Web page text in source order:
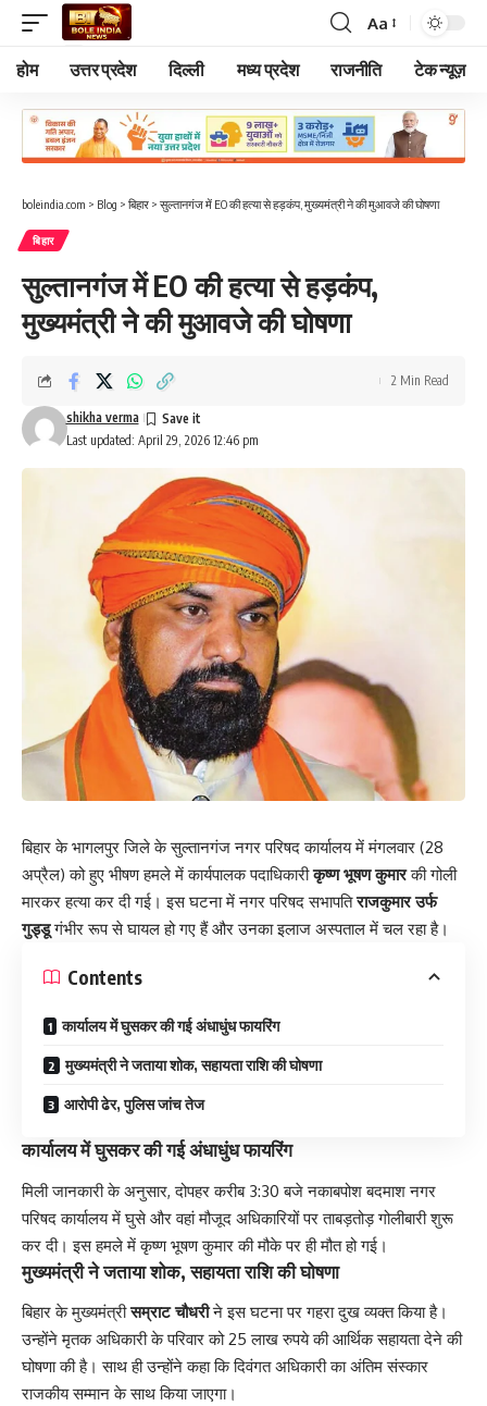
Font
Resizer
Aa
होम उत्तर प्रदेश दिल्ली मध्य प्रदेश राजनीति टेक न्यूज़
boleindia.com > Blog > बिहार > सुल्तानगंज में EO की हत्या से हड़कंप, मुख्यमंत्री ने की मुआवजे की घोषणा
बिहार
सुल्तानगंज में EO की हत्या से हड़कंप,
मुख्यमंत्री ने की मुआवजे की घोषणा
Last updated: April 29, 2026 12:46 pm
shikha verma
2 Min Read
बिहार के भागलपुर जिले के सुल्तानगंज नगर परिषद कार्यालय में मंगलवार (28
अप्रैल) को हुए भीषण हमले में कार्यपालक पदाधिकारीकृष्ण भूषण कुमारकी गोली
मारकर हत्या कर दी गई। इस घटना में नगर परिषद सभापतिराजकुमार उर्फ
गुड्डूगंभीर रूप से घायल हो गए हैं और उनका इलाज अस्पताल में चल रहा है।
Contents
कार्यालय में घुसकर की गई अंधाधुंध फायरिंग
मुख्यमंत्री ने जताया शोक, सहायता राशि की घोषणा
आरोपी ढेर, पुलिस जांच तेज
कार्यालय में घुसकर की गई अंधाधुंध फायरिंग
मिली जानकारी के अनुसार, दोपहर करीब 3:30 बजे नकाबपोश बदमाश नगर
परिषद कार्यालय में घुसे और वहां मौजूद अधिकारियों पर ताबड़तोड़ गोलीबारी शुरू
कर दी। इस हमले में कृष्ण भूषण कुमार की मौके पर ही मौत हो गई।
मुख्यमंत्री ने जताया शोक, सहायता राशि की घोषणा
बिहार के मुख्यमंत्रीसम्राट चौधरीने इस घटना पर गहरा दुख व्यक्त किया है।
उन्होंने मृतक अधिकारी के परिवार को 25 लाख रुपये की आर्थिक सहायता देने की
घोषणा की है। साथ ही उन्होंने कहा कि दिवंगत अधिकारी का अंतिम संस्कार
राजकीय सम्मान के साथ किया जाएगा।